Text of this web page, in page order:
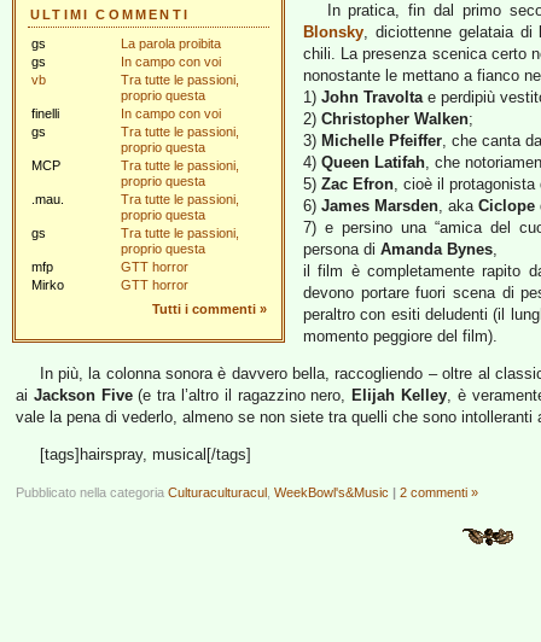
ULTIMI COMMENTI
gs
La parola proibita
gs
In campo con voi
vb
Tra tutte le passioni,
proprio questa
finelli
In campo con voi
gs
Tra tutte le passioni,
proprio questa
MCP
Tra tutte le passioni,
proprio questa
.mau.
Tra tutte le passioni,
proprio questa
gs
Tra tutte le passioni,
proprio questa
mfp
GTT horror
Mirko
GTT horror
Tutti i commenti »
In pratica, fin dal primo
Blonsky, diciottenne gelataia di
chili. La presenza scenica certo
nonostante le mettano a fianco
1) John Travoltae perdipiù
2) Christopher Walken;
3) Michelle Pfeiffer, che canta
4) Queen Latifah, che
5) Zac Efron, cioè il
6) James Marsden, aka Ciclope
7) e persino una “amica del
persona di Amanda Bynes,
il film è completamente rapito
devono portare fuori scena di
peraltro con esiti deludenti (il
momento peggiore del film).
In più, la colonna sonora è davvero bella, raccogliendo – oltre al
ai Jackson Five(e tra l’altro il ragazzino nero, Elijah Kelley, è
vale la pena di vederlo, almeno se non siete tra quelli che sono intolleranti
[tags]hairspray, musical[/tags]
Pubblicato nella categoria Culturaculturacul WeekBowl's&Music | 2 commenti »